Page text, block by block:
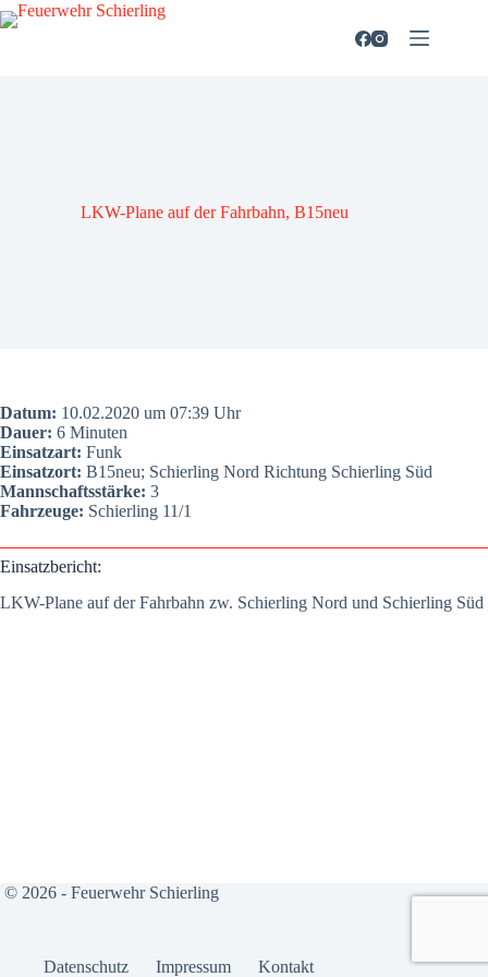
Zum
Inhalt
LKW-Pla­ne auf der Fahr­bahn, B15neu
Datum: 10.02.2020 um 07:39 Uhr
Dau­er: 6 Minu­ten
Ein­satz­art: Funk
Ein­satz­ort: B15neu; Schier­ling Nord Rich­tung Schier­ling Süd
Mann­schafts­stär­ke: 3
Fahr­zeu­ge: Schier­ling 11/1
Ein­satz­be­richt:
LKW-Pla­ne auf der Fahr­bahn zw. Schier­ling Nord und Schier­ling Süd
© 2026 - Feuerwehr Schierling
Daten­schutz Impres­sum Kon­takt